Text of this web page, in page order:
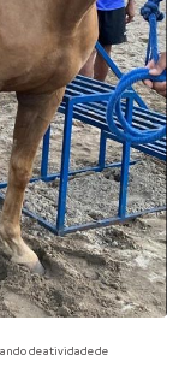
de atividade de